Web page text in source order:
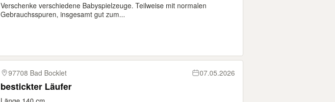
Verschenke verschiedene Babyspielzeuge. Teilweise mit normalen
Gebrauchsspuren, insgesamt gut zum...
97708 Bad Bocklet 07.05.2026
bestickter Läufer